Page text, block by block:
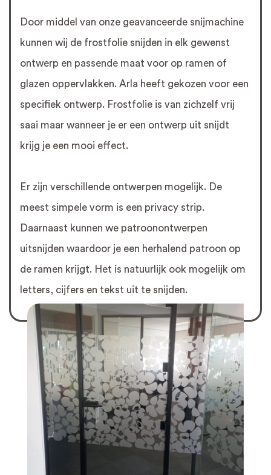
Door middel van onze geavanceerde snijmachine
kunnen wij de frostfolie snijden in elk gewenst
ontwerp en passende maat voor op ramen of
glazen oppervlakken. Arla heeft gekozen voor een
specifiek ontwerp. Frostfolie is van zichzelf vrij
saai maar wanneer je er een ontwerp uit snijdt
krijg je een mooi effect.
Er zijn verschillende ontwerpen mogelijk. De
meest simpele vorm is een privacy strip.
Daarnaast kunnen we patroonontwerpen
uitsnijden waardoor je een herhalend patroon op
de ramen krijgt. Het is natuurlijk ook mogelijk om
letters, cijfers en tekst uit te snijden.